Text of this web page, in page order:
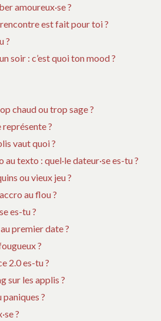
amoureux·se ?
est fait pour toi ?
?
soir : c’est quoi ton mood ?
chaud ou trop sage ?
?
vaut quoi ?
au texto : quel·le dateur·se es-tu ?
ou vieux jeu ?
au flou ?
es-tu ?
premier date ?
?
2.0 es-tu ?
sur les applis ?
paniques ?
?